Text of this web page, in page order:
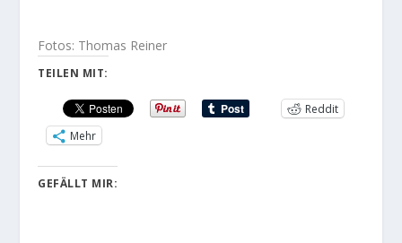
Fotos: Thomas Reiner
TEILEN MIT:
Reddit
Mehr
GEFÄLLT MIR: